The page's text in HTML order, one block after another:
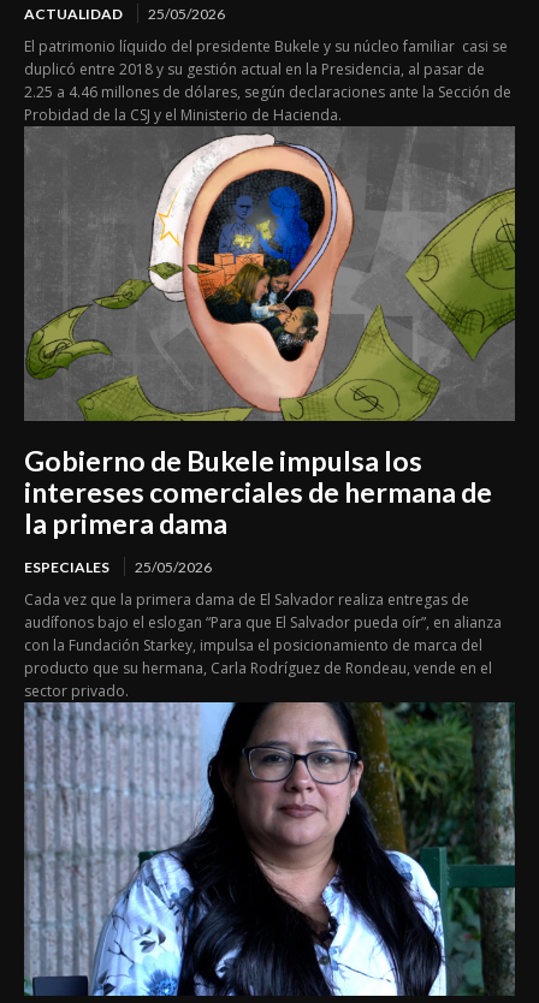
ACTUALIDAD 25/05/2026
El patrimonio líquido del presidente Bukele y su núcleo familiar casi se
duplicó entre 2018 y su gestión actual en la Presidencia, al pasar de
2.25 a 4.46 millones de dólares, según declaraciones ante la Sección de
Probidad de la CSJ y el Ministerio de Hacienda.
Gobierno de Bukele impulsa los
intereses comerciales de hermana de
la primera dama
ESPECIALES 25/05/2026
Cada vez que la primera dama de El Salvador realiza entregas de
audífonos bajo el eslogan “Para que El Salvador pueda oír”, en alianza
con la Fundación Starkey, impulsa el posicionamiento de marca del
producto que su hermana, Carla Rodríguez de Rondeau, vende en el
sector privado.